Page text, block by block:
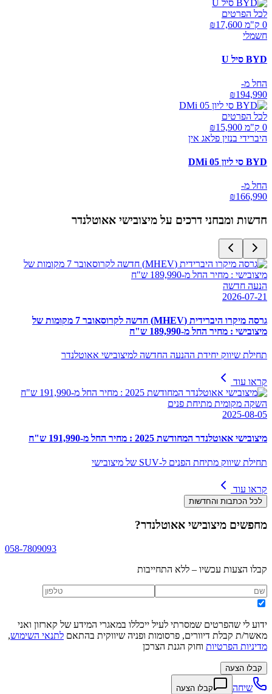
לכל הפרטים
0 ק"מ ₪
17,600
חשמלי
BYD סיל U
החל מ-
₪194,990
לכל הפרטים
0 ק"מ ₪
15,900
היברידי בנזין פלאג אין
BYD סי ליון 05 DMi
החל מ-
₪166,990
חדשות ומבחני דרכים על מיצובישי אאוטלנדר
הנעה חדשה
2026-07-21
גרסה מיקרו היברידית (MHEV) חדשה לקרוסאובר 7 מקומות של
מיצובישי : מחיר החל מ-189,990 ש"ח
תחילת שיווק יחידת ההנעה החדשה למיצובישי אאוטלנדר
קראו עוד
השקה מקומית מתיחת פנים
2025-08-05
מיצובישי אאוטלנדר המחודשת 2025 : מחיר החל מ-191,990 ש"ח
תחילת שיווק מתיחת הפנים ל-SUV של מיצובישי
קראו עוד
לכל הכתבות והחדשות
מחפשים מיצובישי אאוטלנדר?
058-7809093
קבלו הצעות עכשיו – ללא התחייבות
ידוע לי שהפרטים שמסרתי לעיל ייכללו במאגרי המידע של קארזון ואני
מאשר/ת קבלת דיוורים, פרסומות ופניה שיווקית בהתאם לתנאי השימוש,
מדיניות הפרטיות וחוק הגנת הצרכן
קבלו הצעה
שיחה קבלו הצעה